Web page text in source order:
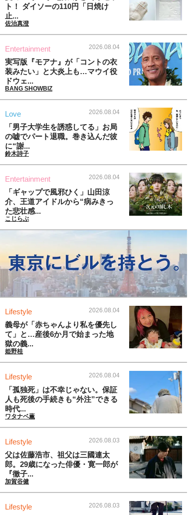
ト！ ダイソーの110円「日焼け
止...
佐治真澄
Entertainment 2026.08.04
実写版『モアナ』が「コントの衣
装みたい」と大炎上も…マウイ役
ドウェ...
BANG SHOWBIZ
Love 2026.08.04
「男子大学生を誘惑してる」お局
の嘘でパート退職。巻き込んだ彼
に“謝...
鈴木詩子
Entertainment 2026.08.04
「ギャップで風邪ひく」山田涼
介、王道アイドルから“病みきっ
た悲壮感...
こじらぶ
Lifestyle 2026.08.04
義母が「赤ちゃんより私を優先し
て」と…産後6か月で始まった地
獄の義...
姫野桂
Lifestyle 2026.08.04
「孤独死」は不幸じゃない。保証
人も死後の手続きも“外注”できる
時代...
ワタナベ薫
Lifestyle 2026.08.03
父は佐藤浩市、祖父は三國連太
郎。29歳になった俳優・寛一郎が
『徹子...
加賀谷健
Lifestyle 2026.08.03